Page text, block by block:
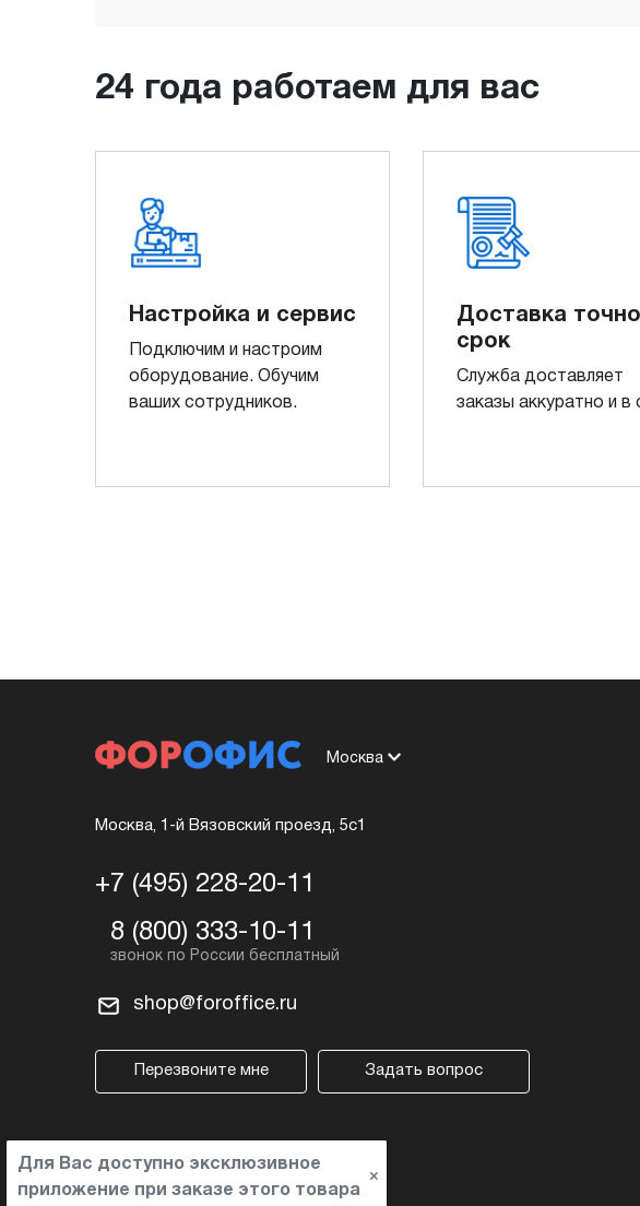
24 года работаем для вас
Настройка и сервис
Подключим и настроим
оборудование. Обучим
ваших сотрудников.
Доставка
срок
Служба доставляет
заказы аккуратно и в
Москва
Москва, 1-й Вязовский проезд, 5с1
+7 (495) 228-20-11
8 (800) 333-10-11
shop@foroffice.ru
Перезвоните мне Задать вопрос
Для Вас доступно эксклюзивное
приложение при заказе этого товара
×